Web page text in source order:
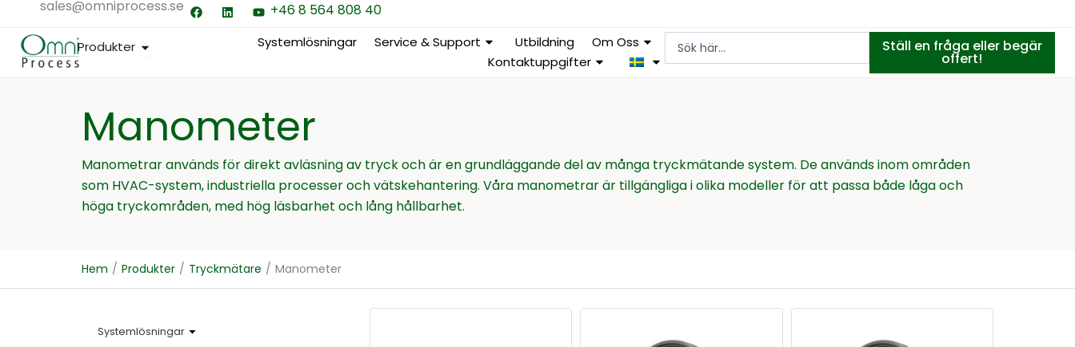
Hoppa
innehåll
sales@omniprocess.se F
a
L
i
Y
o
t
+46 8 564 808 40
Produkter Öppna ProdukterSystemlösningar Service & Support Utbildning
Om Oss
Kontaktuppgifter
Search
Ställ en fråga eller begär
offert!
Manometer
Manometrar används för direkt avläsning av tryck och är en grundläggande del av många tryckmätande system. De används inom områden
som HVAC-system, industriella processer och vätskehantering. Våra manometrar är tillgängliga i olika modeller för att passa både låga och
höga tryckområden, med hög läsbarhet och lång hållbarhet.
Hem / Produkter / Tryckmätare / Manometer
Systemlösningar